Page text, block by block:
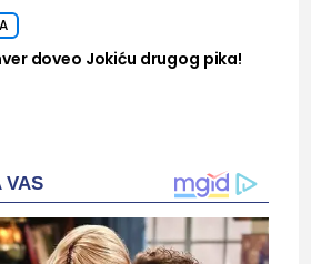
doveo Jokiću drugog pika!
VAS